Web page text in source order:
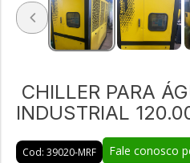
CHILLER PARA
INDUSTRIAL
Cod: 39020-MRF Fale conosco